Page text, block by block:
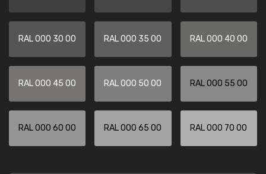
RAL 000 30 00 RAL 000 35 00 RAL 000 40 00
RAL 000 45 00 RAL 000 50 00 RAL 000 55 00
RAL 000 60 00 RAL 000 65 00 RAL 000 70 00